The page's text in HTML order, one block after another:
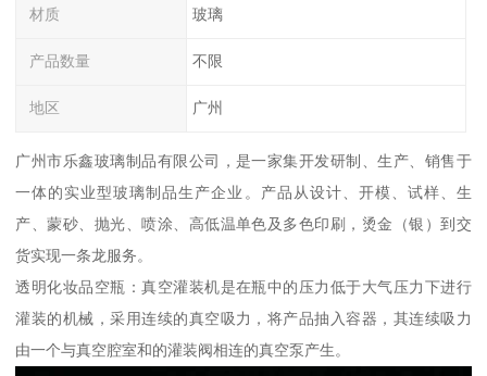
材质 玻璃
产品数量 不限
地区 广州
广州市乐鑫玻璃制品有限公司，是一家集开发研制、生产、销售于
一体的实业型玻璃制品生产企业。产品从设计、开模、试样、生
产、蒙砂、抛光、喷涂、高低温单色及多色印刷，烫金（银）到交
货实现一条龙服务。
透明化妆品空瓶：真空灌装机是在瓶中的压力低于大气压力下进行
灌装的机械，采用连续的真空吸力，将产品抽入容器，其连续吸力
由一个与真空腔室和的灌装阀相连的真空泵产生。